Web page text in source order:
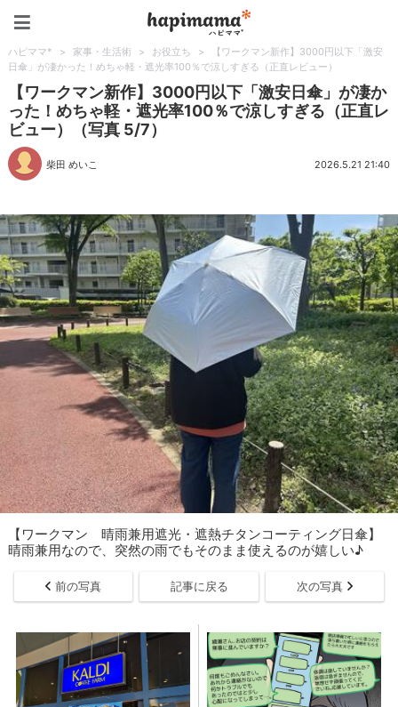
ハピママ* > 家事・生活術 > お役立ち >
【ワークマン新作】3000円以下「激安
日傘」が凄かった！めちゃ軽・遮光率100％で涼しすぎる（正直レビュー）
【ワークマン新作】3000円以下「激安日傘」が凄か
った！めちゃ軽・遮光率100％で涼しすぎる（正直レ
ビュー）（写真 5/7）
柴田 めいこ 2026.5.21 21:40
【ワークマン 晴雨兼用遮光・遮熱チタンコーティング日傘】
晴雨兼用なので、突然の雨でもそのまま使えるのが嬉しい♪
前の写真 記事に戻る 次の写真